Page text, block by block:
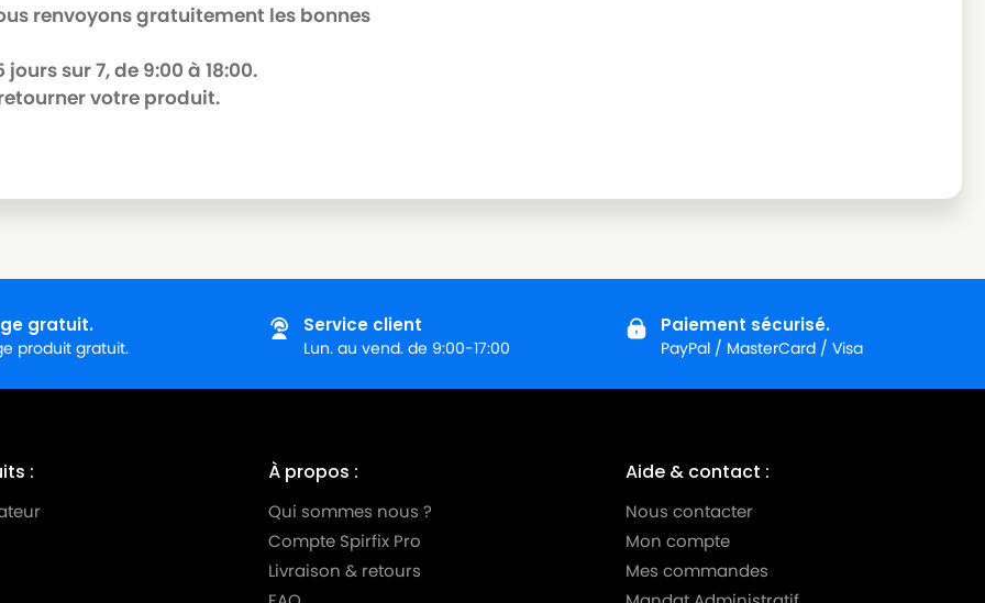
renvoyons gratuitement les bonnes
sur 7, de 9:00 à 18:00.
votre produit.
gratuit.
produit gratuit.
Service client
Lun. au vend. de 9:00-17:00
Paiement sécurisé.
PayPal / MasterCard / Visa
: À propos :
Qui sommes nous ?
Compte Spirfix Pro
Livraison & retours
Aide & contact :
Nous contacter
Mon compte
Mes commandes